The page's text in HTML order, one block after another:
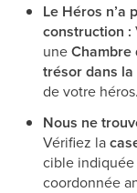
Le Héros n’a
construction :
uneChambre
trésor dans
de votre héros.
Nous ne
Vérifiez la
cible indiquée
coordonnée